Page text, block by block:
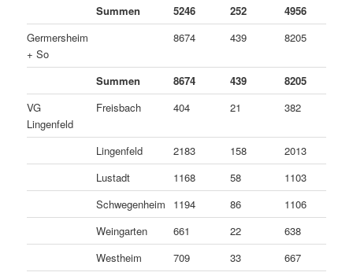
Summen
5246 252 4956
Germersheim
+ So
8674 439 8205
Summen 8674 439 8205
VG
Lingenfeld
Freisbach 404 21 382
Lingenfeld 2183 158 2013
Lustadt
1168 58 1103
Schwegenheim
1194 86 1106
Weingarten
661 22 638
Westheim
709 33 667